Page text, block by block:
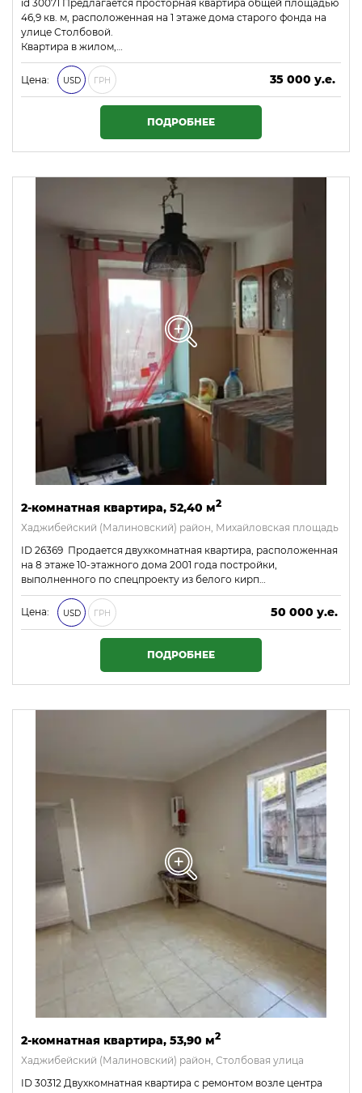
id 30071 Предлагается просторная квартира общей площадью
46,9 кв. м, расположенная на 1 этаже дома старого фонда на
улице Столбовой.
Квартира в жилом,…
Цена: USD ГРН
35 000 у.е.
1 505 000 ₴
ПОДРОБНЕЕ
2-комнатная квартира, 52,40 м2
Хаджибейский (Малиновский) район, Михайловская площадь
ID 26369 Продается двухкомнатная квартира, расположенная
на 8 этаже 10-этажного дома 2001 года постройки,
выполненного по спецпроекту из белого кирп…
Цена: USD ГРН
50 000 у.е.
2 150 000 ₴
ПОДРОБНЕЕ
2-комнатная квартира, 53,90 м2
Хаджибейский (Малиновский) район, Столбовая улица
ID 30312 Двухкомнатная квартира с ремонтом возле центра